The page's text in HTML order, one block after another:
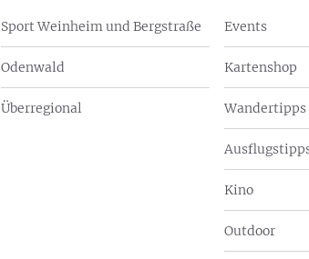
Sport Weinheim und Bergstraße
Odenwald
Überregional
Events
Kartenshop
Wandertipps
Kino
Outdoor